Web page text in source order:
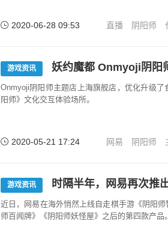
2020-06-28 09:53 直播 阴阳师
游戏资讯 妖约魔都 Onmyoji阴阳
Onmyoji阴阳师主题店上海旗舰店，优化升级
阳师》文化交互体验场所。
2020-05-21 17:24 网易 阴阳师
游戏资讯 时隔半年，网易再次推
近日，网易在海外悄然上线自走棋手游《阴阳
师百闻牌》《阴阳师妖怪屋》之后的第四款产品。